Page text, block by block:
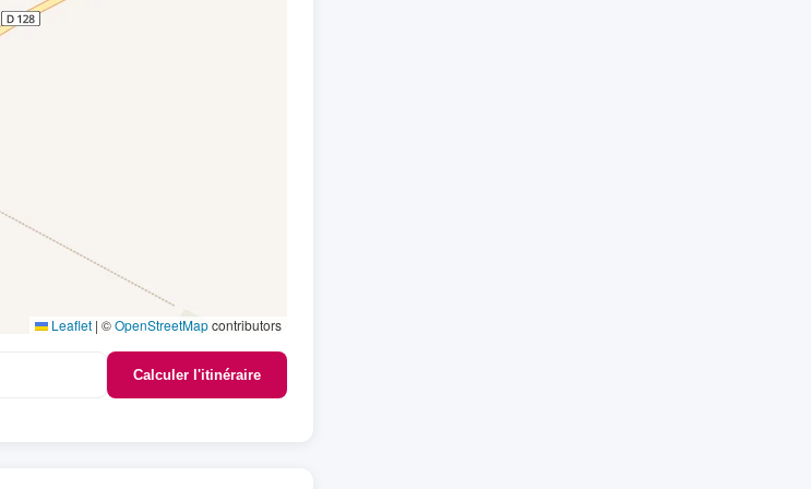
Leaflet | ©OpenStreetMapcontributors
Calculer l'itinéraire